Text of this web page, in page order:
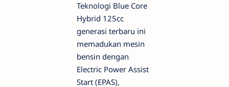
Teknologi Blue Core
Hybrid 125cc
generasi terbaru ini
memadukan mesin
bensin dengan
Electric Power Assist
Start (EPAS),